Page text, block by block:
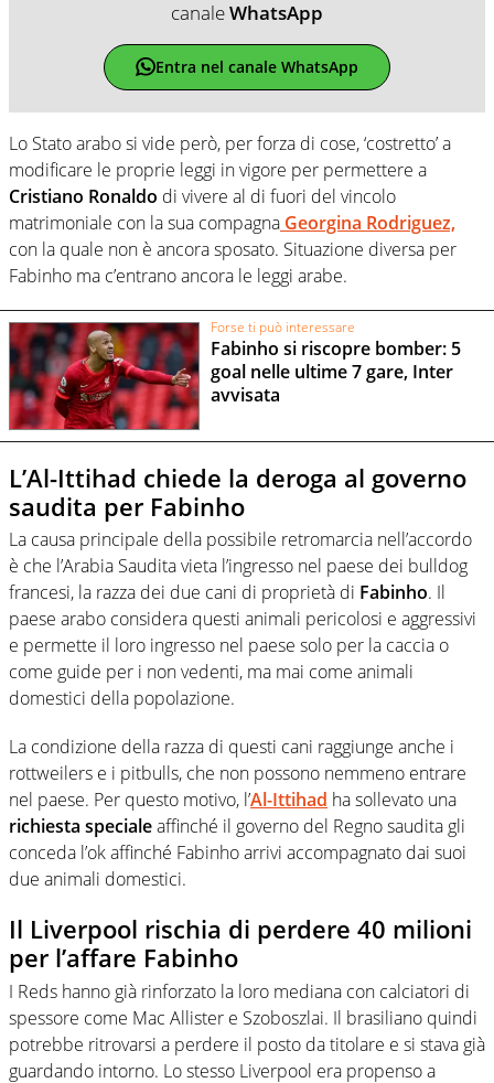
canaleWhatsApp
Entra nel canale WhatsApp
Lo Stato arabo si vide però, per forza di cose, ‘costretto’ a
modificare le proprie leggi in vigore per permettere a
Cristiano Ronaldo di vivere al di fuori del vincolo
matrimoniale con la sua compagna Georgina Rodriguez,
con la quale non è ancora sposato. Situazione diversa per
Fabinho ma c’entrano ancora le leggi arabe.
Forse ti può interessare
Fabinho si riscopre bomber: 5
goal nelle ultime 7 gare, Inter
avvisata
L’Al-Ittihad chiede la deroga al governo
saudita per Fabinho
La causa principale della possibile retromarcia nell’accordo
è che l’Arabia Saudita vieta l’ingresso nel paese dei bulldog
francesi, la razza dei due cani di proprietà di Fabinho. Il
paese arabo considera questi animali pericolosi e aggressivi
e permette il loro ingresso nel paese solo per la caccia o
come guide per i non vedenti, ma mai come animali
domestici della popolazione.
La condizione della razza di questi cani raggiunge anche i
rottweilers e i pitbulls, che non possono nemmeno entrare
nel paese. Per questo motivo, l’Al-Ittihad ha sollevato una
richiesta specialeaffinché il governo del Regno saudita gli
conceda l’ok affinché Fabinho arrivi accompagnato dai suoi
due animali domestici.
Il Liverpool rischia di perdere 40 milioni
per l’affare Fabinho
I Reds hanno già rinforzato la loro mediana con calciatori di
spessore come Mac Allister e Szoboszlai. Il brasiliano quindi
potrebbe ritrovarsi a perdere il posto da titolare e si stava già
guardando intorno. Lo stesso Liverpool era propenso a